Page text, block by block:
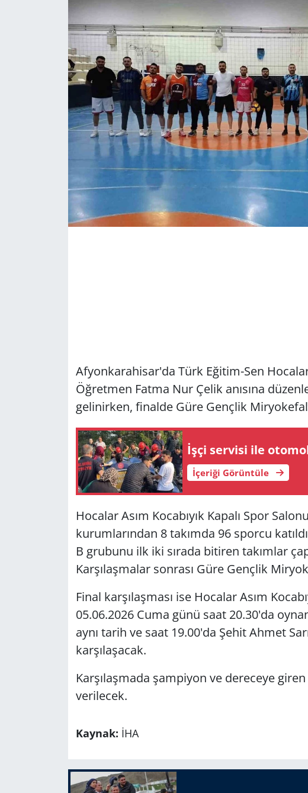
Afyonkarahisar'da Türk Eğitim-Sen
Öğretmen Fatma Nur Çelik anısına
gelinirken, finalde Güre Gençlik
İşçi servisi ile
İçeriği Görüntüle
Hocalar Asım Kocabıyık Kapalı Spor
kurumlarından 8 takımda 96 sporcu
B grubunu ilk iki sırada bitiren takımlar
Karşılaşmalar sonrası Güre Gençlik
Final karşılaşması ise Hocalar Asım
05.06.2026 Cuma günü saat 20.30'da
aynı tarih ve saat 19.00'da Şehit Ahmet
karşılaşacak.
Karşılaşmada şampiyon ve dereceye
verilecek.
Kaynak: İHA